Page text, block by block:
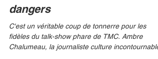
8 juin
Séisme à Quotidien : Ambre
Chalumeau quitte l'émission à